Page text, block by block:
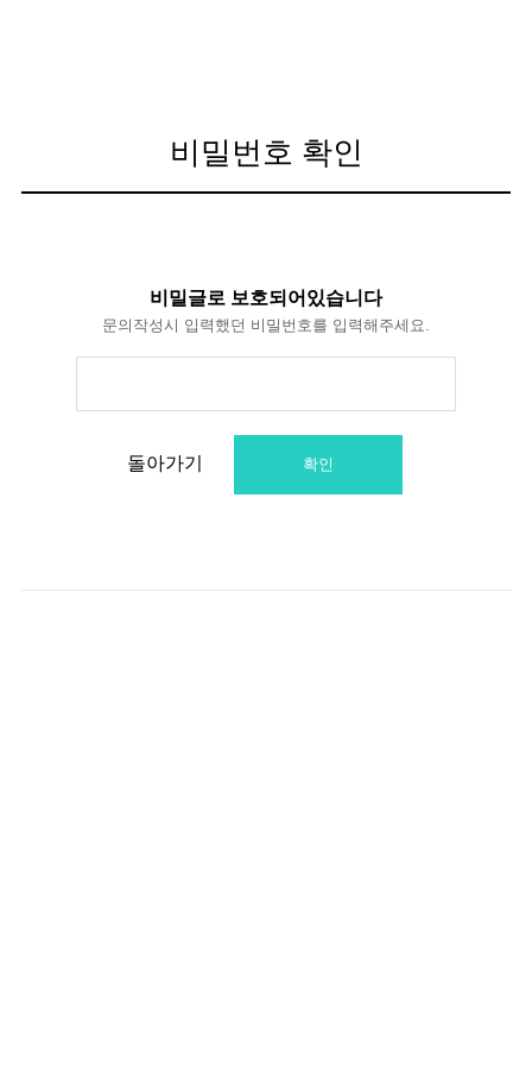
비밀번호 확인
비밀글로 보호되어있습니다
문의작성시 입력했던 비밀번호를 입력해주세요.
돌아가기